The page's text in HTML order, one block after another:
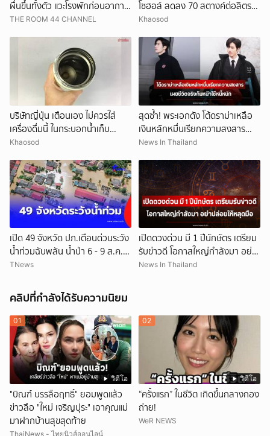
ผื่นขึ้นทั้งตัว แวะโรงพักก่อนอาการ
ทรุด กู้ภัยเร่งช่วยชีวิต
THE ROOM 44 CHANNEL
โซฮอล์ ลดลง 70 สตางค์ต่อลิตร
ส่วนดีเซลราคาคงเดิม
Khaosod
บริษัทญี่ปุ่น เตือนเอง ไม่ควรใส่
เครื่องดื่มนี้ ในกระบอกน้ำเก็บ
อุณหภูมิ เสี่ยงเสียหายง่าย
Khaosod
สุดซ้ำ! พระเอกดัง โต้ดราม่าเหลือ
เงินหลักหมื่นเรียกความสงสาร
เผยชีวิตจริงก้มหน้าใช้หนี้หนัก (ข่าว
News In Thailand
เปิด 49 จังหวัด ปภ.เตือนด่วนระวัง
น้ำท่วมฉับพลัน น้ำป่า 6 - 9 ส.ค.
69
TNews
เปิดดวงด่วน มี 1 ปีนักษัตร เตรียม
รับข่าวดี โอกาสใหญ่กำลังมา อย่า
ปล่อยให้หลุดมือ
News In Thailand
คลิปที่กำลังได้รับความนิยม
วิดีโอ
01
"บิณฑ์ บรรลือฤทธิ์" ยอมพูดแล้ว
ข่าวลือ "ใหม่ เจริญปุระ" เอาคุณแม่
มาฝากบ้านสุขสุดท้าย
ThaiNews - ไทยนิวส์ออนไลน์
วิดีโอ
02
“ครั้งแรก” ในชีวิต เกิดขึ้นกลางกอง
ถ่าย!
WeR NEWS